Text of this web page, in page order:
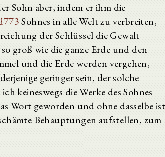
Sohn aber, indem er ihm die
Sohnes in alle Welt zu verbreiten,
der Schlüssel die Gewalt
groß wie die ganze Erde und den
und die Erde werden vergehen,
geringer sein, der solche
keineswegs die Werke des Sohnes
Wort geworden und ohne dasselbe ist
Behauptungen aufstellen, zum